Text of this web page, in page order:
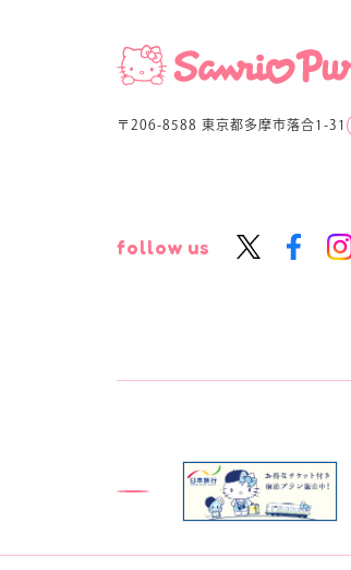
〒206-8588 東京都多摩市落合1-31
follow us